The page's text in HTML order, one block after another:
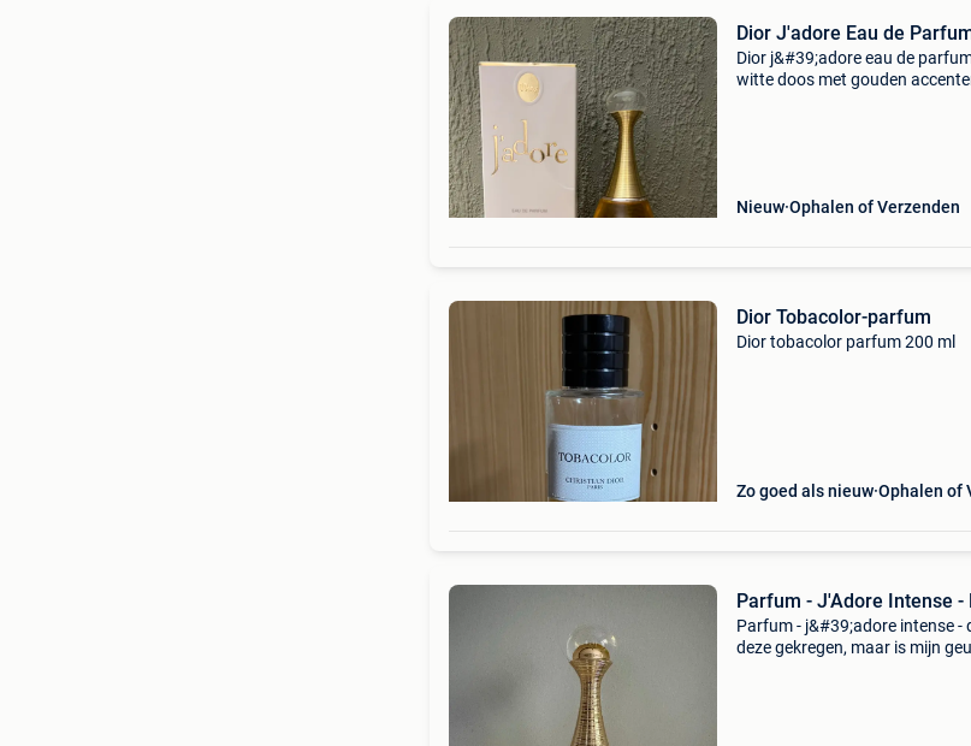
Dior J'adore Eau de
Dior j&#39;adore eau de
witte doos met gouden
Nieuw Ophalen of Verzenden
Dior Tobacolor-parfum
Dior tobacolor parfum 200 ml
Zo goed als nieuw Ophalen of
Parfum - J'Adore Intense -
Parfum - j&#39;adore intense -
deze gekregen, maar is mijn